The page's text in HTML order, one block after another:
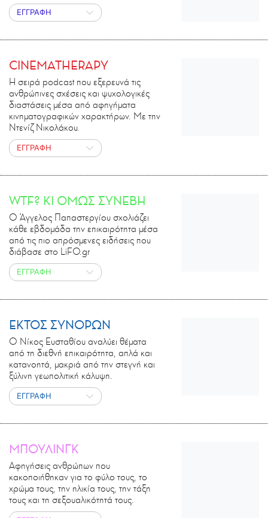
ΕΓΓΡΑΦΗ
CINEMATHERAPY
Η σειρά podcast που εξερευνά τις
ανθρώπινες σχέσεις και ψυχολογικές
διαστάσεις μέσα από αφηγήματα
κινηματογραφικών χαρακτήρων. Με την
Ντενίζ Νικολάκου.
ΕΓΓΡΑΦΗ
WTF? ΚΙ ΟΜΩΣ ΣΥΝΕΒΗ
O Άγγελος Παπαστεργίου σχολιάζει
κάθε εβδομάδα την επικαιρότητα μέσα
από τις πιο απρόσμενες ειδήσεις που
διάβασε στο LiFO.gr
ΕΓΓΡΑΦΗ
ΕΚΤΟΣ ΣΥΝΟΡΩΝ
Ο Νίκος Ευσταθίου αναλύει θέματα
από τη διεθνή επικαιρότητα, απλά και
κατανοητά, μακριά από την στεγνή και
ξύλινη γεωπολιτική κάλυψη.
ΕΓΓΡΑΦΗ
ΜΠΟΥΛΙΝΓΚ
Αφηγήσεις ανθρώπων που
κακοποιήθηκαν για το φύλο τους, το
χρώμα τους, την ηλικία τους, την τάξη
τους και τη σεξουαλικότητά τους.